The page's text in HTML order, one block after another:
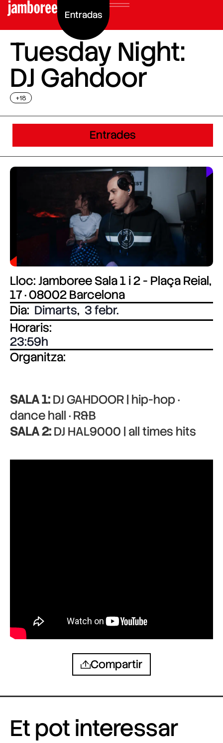
Entradas
Tuesday Night:
DJ Gahdoor
+18
Entrades
Lloc: Jamboree Sala 1 i 2 - Plaça Reial,
17 · 08002 Barcelona
Dia: Dimarts, 3 febr.
Horaris:
23:59
Organitza:
SALA 1:DJ GAHDOOR | hip-hop ·
dance hall · R&B
SALA 2:DJ HAL9000 | all times hits
Compartir
Et pot interessar